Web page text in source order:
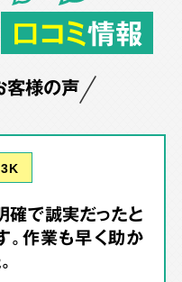
口コミ情報
客様の声
確で誠実だったと
。作業も早く助か